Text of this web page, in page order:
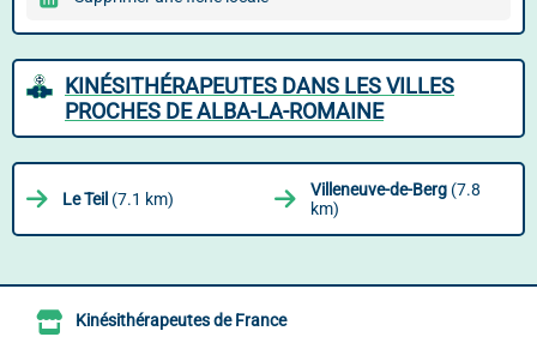
KINÉSITHÉRAPEUTES DANS LES VILLES
PROCHES DE ALBA-LA-ROMAINE
Le Teil (7.1 km) Villeneuve-de-Berg (7.8
km)
Kinésithérapeutes de France